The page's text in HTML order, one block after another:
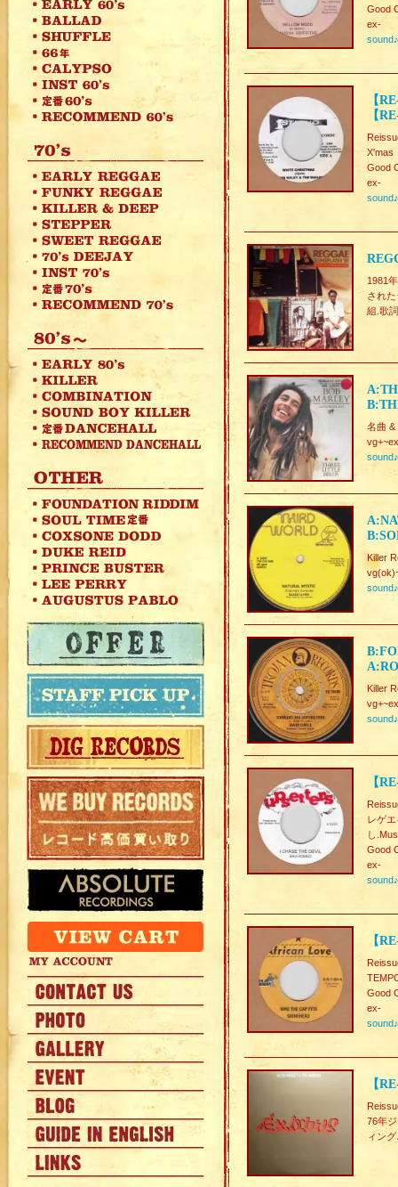
Good
ex-
sound♪
【
【
X'mas
Good
ex-
sound♪
1981
され
組.歌
名曲 &
sound♪
Killer
sound♪
Killer
sound♪
【
レゲ
し
Good
ex-
sound♪
【
Good
ex-
sound♪
【
76年
ィン